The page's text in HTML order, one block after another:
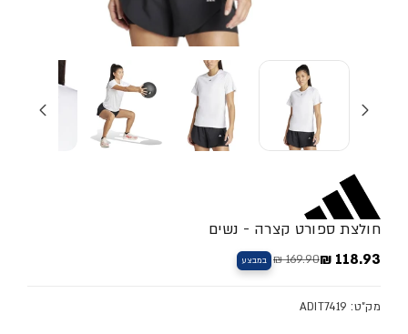
חולצת ספורט קצרה - נשים
מחיר מבצע
118.93 ₪
מחיר מלא 169.90 ₪ במבצע
מק"ט: ADIT7419